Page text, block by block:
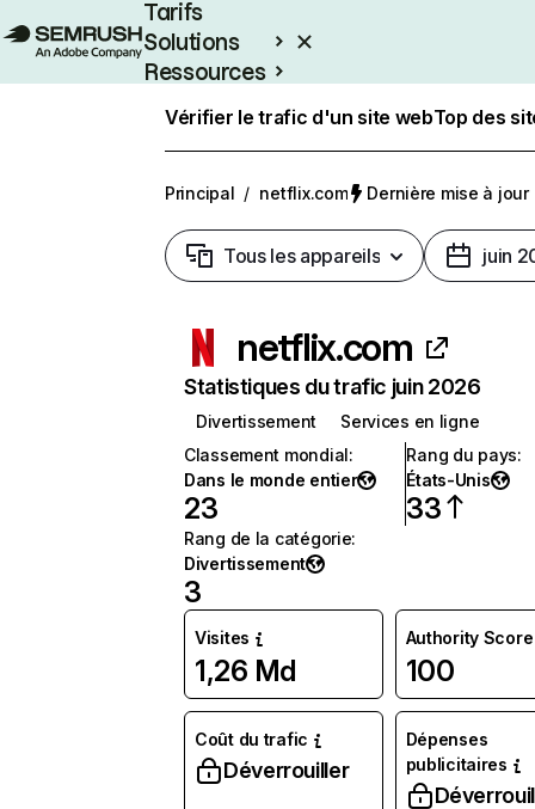
Tarifs
Solutions
Ressources
Vérifier le trafic d'un site webTop des
Principal / netflix.com Dernière mise à jour
Tous les appareils juin
netflix.com
Statistiques du trafic juin 2026
Divertissement
Services en ligne
Classement mondial:
Dans le monde entier
23
Rang du pays:
États-Unis
33
Rang de la catégorie:
Divertissement
3
Visites
1,26 Md
Authority Score
100
Coût du trafic
Déverrouiller
Dépenses
publicitaires